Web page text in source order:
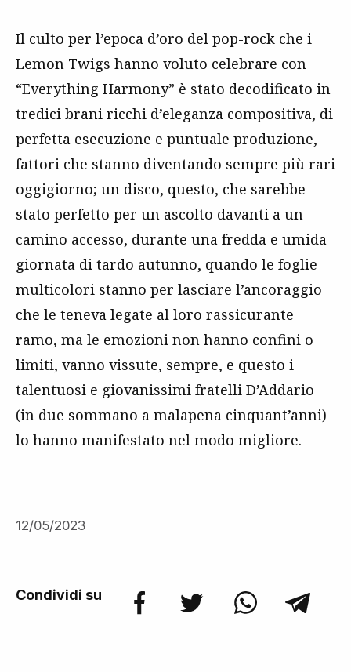
Il culto per l’epoca d’oro del pop-rock che i
Lemon Twigs hanno voluto celebrare con
“Everything Harmony” è stato decodificato in
tredici brani ricchi d’eleganza compositiva, di
perfetta esecuzione e puntuale produzione,
fattori che stanno diventando sempre più rari
oggigiorno; un disco, questo, che sarebbe
stato perfetto per un ascolto davanti a un
camino accesso, durante una fredda e umida
giornata di tardo autunno, quando le foglie
multicolori stanno per lasciare l’ancoraggio
che le teneva legate al loro rassicurante
ramo, ma le emozioni non hanno confini o
limiti, vanno vissute, sempre, e questo i
talentuosi e giovanissimi fratelli D’Addario
(in due sommano a malapena cinquant’anni)
lo hanno manifestato nel modo migliore.
12/05/2023
Condividi su